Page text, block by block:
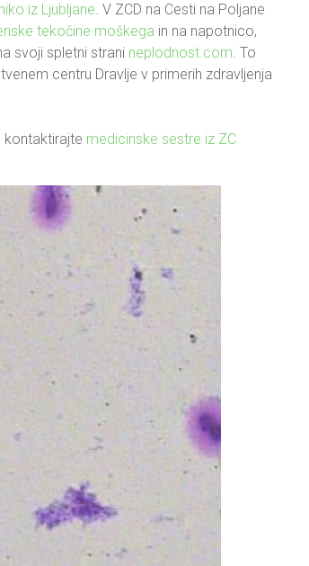
iz Ljubljane. V ZCD na Cesti na Poljane
tekočine moškega in na napotnico,
svoji spletni strani neplodnost.com. To
centru Dravlje v primerih zdravljenja
kontaktirajte medicinske sestre iz ZC